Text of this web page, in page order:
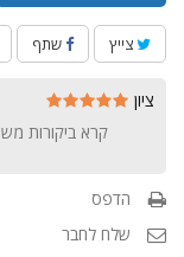
צייץ שתף
ציון
קרא ביקורות
הדפס
שלח לחבר